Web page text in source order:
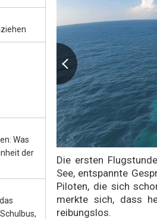
Die ersten
See, entspannte
Piloten, die sich
merkte sich, dass
reibungslos.
Was
der